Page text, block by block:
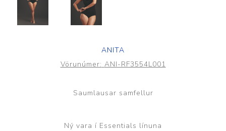
ANITA
Vörunúmer: ANI-RF3554L001
Saumlausar samfellur
Ný vara í Essentials línuna